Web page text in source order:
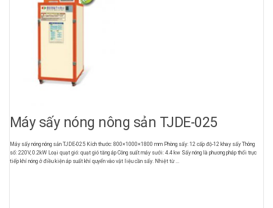
Máy sấy nóng nông sản TJDE-025
Máy sấy nóng nông sản TJDE-025 Kích thước: 800×1000×1800 mm Phòng sấy: 12 cấp độ-12 khay sấy Thông
số: 220V, 0.2kW Loại quạt gió: quạt gió tăng áp Công suất máy sưởi: 4.4 kw Sấy nóng là phương pháp thổi trực
tiếp khí nóng ở điều kiện áp suất khí quyển vào vật liệu cần sấy. Nhiệt từ ...